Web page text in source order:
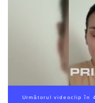
Următorul videoclip în